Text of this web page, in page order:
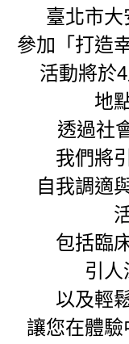
臺北市
參加「打造
活動將於
地
透過社
我們將
自我調適
包括臨
引人
以及輕
讓您在體驗